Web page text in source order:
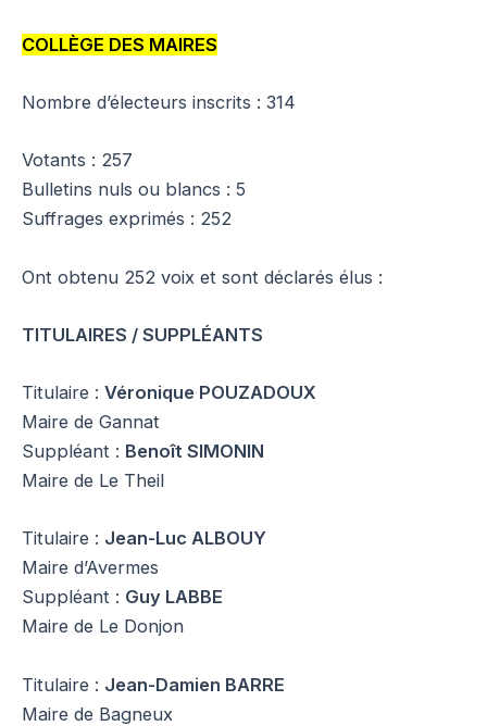
COLLÈGE DES MAIRES
Nombre d’électeurs inscrits : 314
Votants : 257
Bulletins nuls ou blancs : 5
Suffrages exprimés : 252
Ont obtenu 252 voix et sont déclarés élus :
TITULAIRES / SUPPLÉANTS
Titulaire : Véronique POUZADOUX
Maire de Gannat
Suppléant : Benoît SIMONIN
Maire de Le Theil
Titulaire : Jean-Luc ALBOUY
Maire d’Avermes
Suppléant : Guy LABBE
Maire de Le Donjon
Titulaire : Jean-Damien BARRE
Maire de Bagneux